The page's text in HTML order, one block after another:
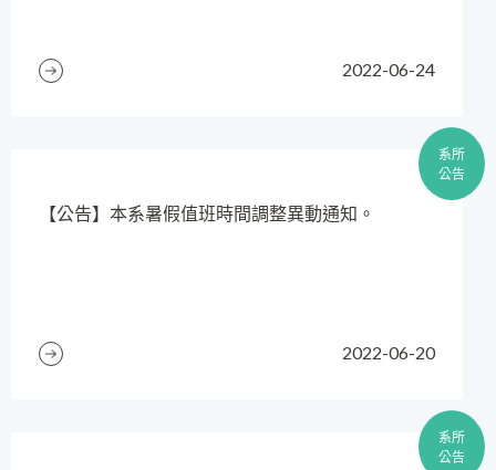
2022-06-24
系所
公告
2022-06-20
【公告】本系暑假值班時間調整異動通知。
系所
公告